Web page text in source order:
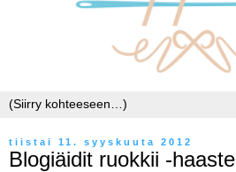
tiistai 11. syyskuuta 2012
Blogiäidit ruokkii -haaste